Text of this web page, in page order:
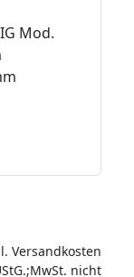
Mod.
Versandkosten
nicht